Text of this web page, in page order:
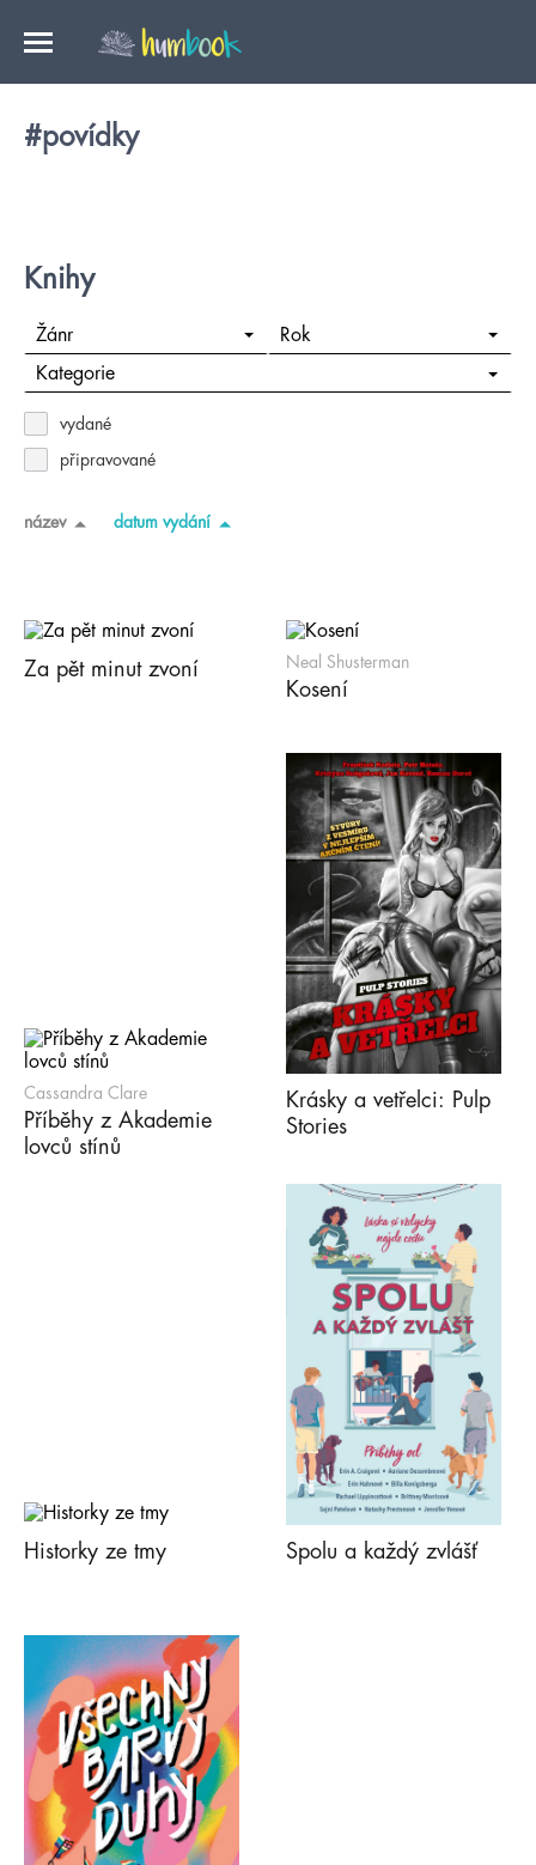
#povídky
Knihy
Žánr Rok
Kategorie
vydané
připravované
název datum vydání
Za pět minut zvoní Neal Shusterman
Kosení
Cassandra Clare
Příběhy z Akademie
lovců stínů
Krásky a vetřelci: Pulp
Stories
Historky ze tmy Spolu a každý zvlášť